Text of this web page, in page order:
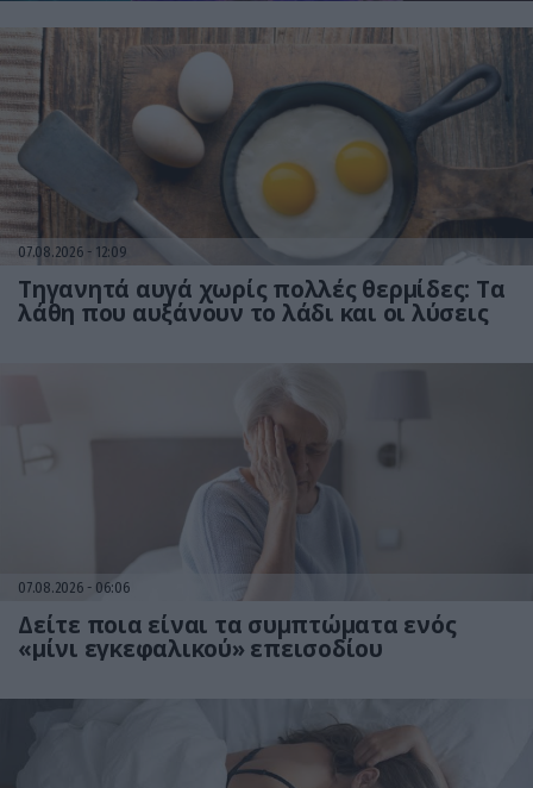
07.08.2026 12:09
Τηγανητά αυγά χωρίς πολλές θερμίδες: Τα
λάθη που αυξάνουν το λάδι και οι λύσεις
07.08.2026 06:06
Δείτε ποια είναι τα συμπτώματα ενός
«μίνι εγκεφαλικού» επεισοδίου